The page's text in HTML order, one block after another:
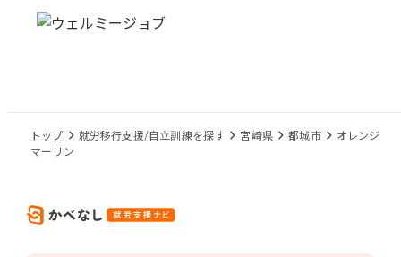
トップ 就労移行支援/自立訓練を探す 宮崎県 都城市
オレンジ
マーリン